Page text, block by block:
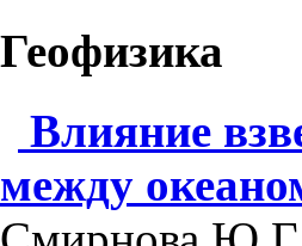
Геофизика
Влияние
между